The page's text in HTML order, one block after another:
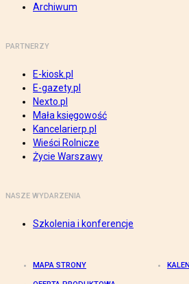
Archiwum
PARTNERZY
E-kiosk.pl
E-gazety.pl
Nexto.pl
Mała księgowość
Kancelarierp.pl
Wieści Rolnicze
Życie Warszawy
NASZE WYDARZENIA
Szkolenia i konferencje
MAPA STRONY